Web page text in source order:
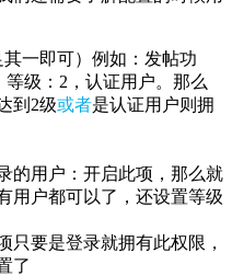
一即可）例如：发帖功
级：2，认证用户。那么
到2级或者是认证用户则拥
的用户：开启此项，那么就
用户都可以了，还设置等级
只要是登录就拥有此权限，
了